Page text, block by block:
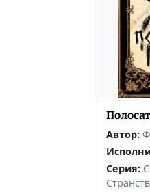
Автор:
Серия: